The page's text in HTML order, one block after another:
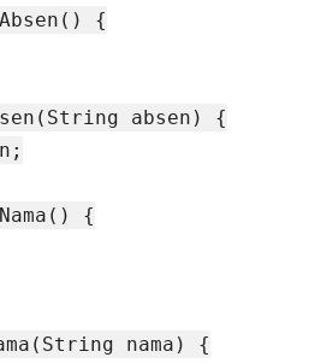
{
absen) {
{
nama) {